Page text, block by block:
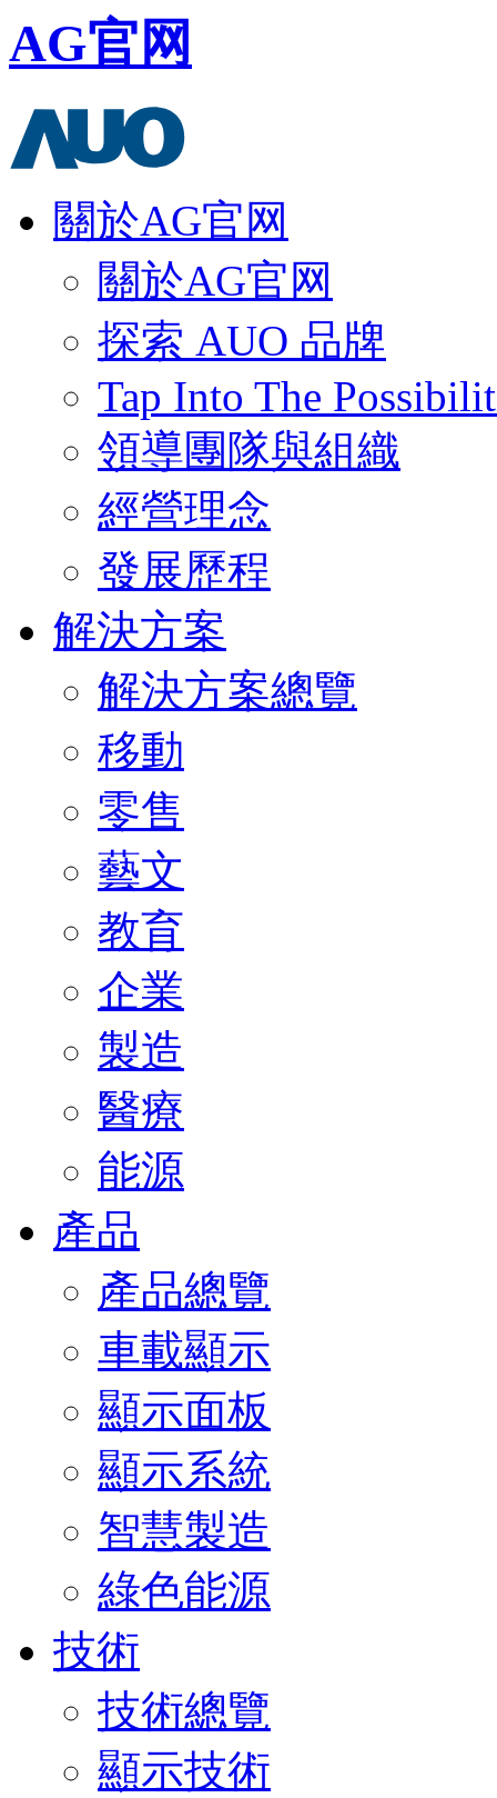
AG官网
關於AG官网
關於AG官网
探索 AUO 品牌
Tap Into The
領導團隊與組織
經營理念
發展歷程
解決方案
解決方案總覽
移動
零售
藝文
教育
企業
製造
醫療
能源
產品
產品總覽
車載顯示
顯示面板
顯示系統
智慧製造
綠色能源
技術
技術總覽
顯示技術